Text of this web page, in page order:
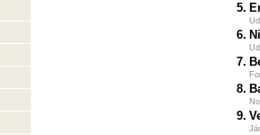
5.
6.
7.
8.
9.